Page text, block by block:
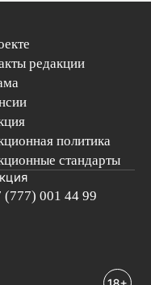
редакции
политика
стандарты
(777) 001 44 99